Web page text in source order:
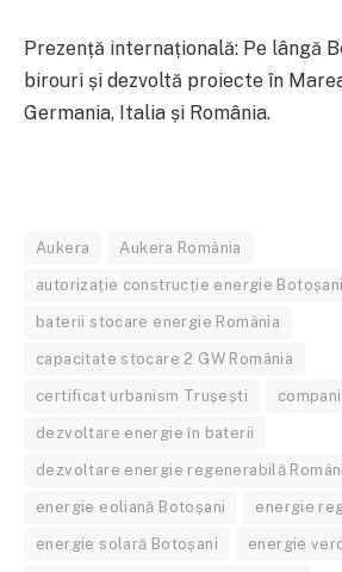
Prezență internațională: Pe lângă
birouri și dezvoltă proiecte în
Germania, Italia și România.
Aukera Aukera România
autorizație construcție energie Botoșani
baterii stocare energie România
capacitate stocare 2 GW România
certificat urbanism Trușești
dezvoltare energie în baterii
dezvoltare energie regenerabilă
energie eoliană Botoșani energie
energie solară Botoșani energie